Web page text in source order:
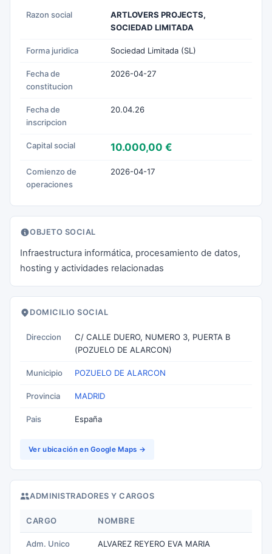
Razon social
ARTLOVERS PROJECTS,
SOCIEDAD LIMITADA
Forma juridica Sociedad Limitada (SL)
Fecha de
constitucion
2026-04-27
Fecha de
inscripcion
20.04.26
Capital social 10.000,00 €
Comienzo de
operaciones
2026-04-17
OBJETO SOCIAL
Infraestructura informática, procesamiento de datos,
hosting y actividades relacionadas
DOMICILIO SOCIAL
Direccion
C/ CALLE DUERO, NUMERO 3, PUERTA B
(POZUELO DE ALARCON)
Municipio POZUELO DE ALARCON
Provincia MADRID
Pais España
Ver ubicación en Google Maps →
ADMINISTRADORES Y CARGOS
CARGO NOMBRE
Adm. Unico ALVAREZ REYERO EVA MARIA